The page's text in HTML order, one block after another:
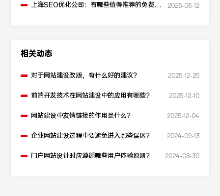
上海SEO优化公司：有哪些值得推荐的免费
2026-06-12
相关动态
对于网站建设改版，有什么好的建议？ 2025-12-25
前端开发技术在网站建设中的应用有哪些？ 2025-12-10
网站建设中友情链接的作用是什么？ 2025-12-04
企业网站建设过程中要避免进入哪些误区？ 2024-09-13
门户网站设计时应遵循哪些用户体验原则？ 2024-08-30